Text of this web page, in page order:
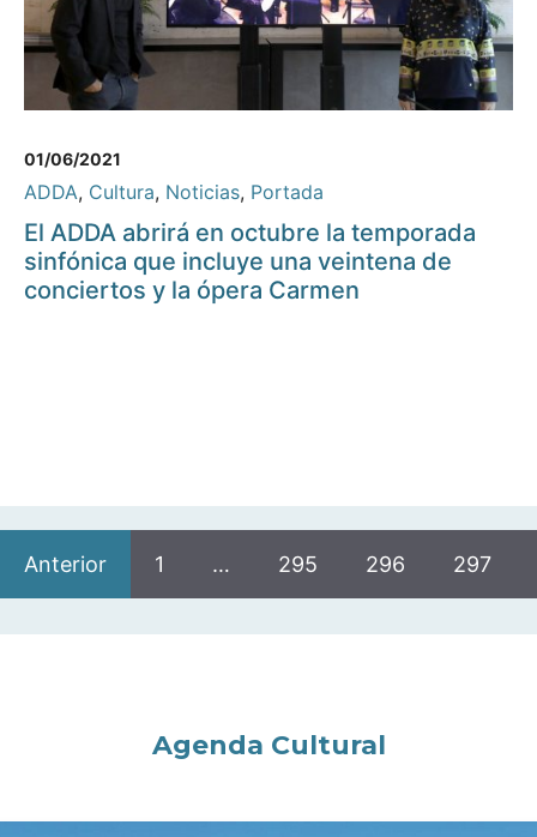
01/06/2021
ADDA, Cultura, Noticias, Portada
El ADDA abrirá en octubre la temporada
sinfónica que incluye una veintena de
conciertos y la ópera Carmen
Anterior 1 … 295 296 297
Agenda Cultural